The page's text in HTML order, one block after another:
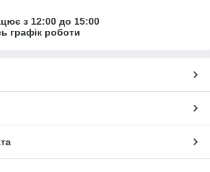
з 12:00 до 15:00
графік роботи